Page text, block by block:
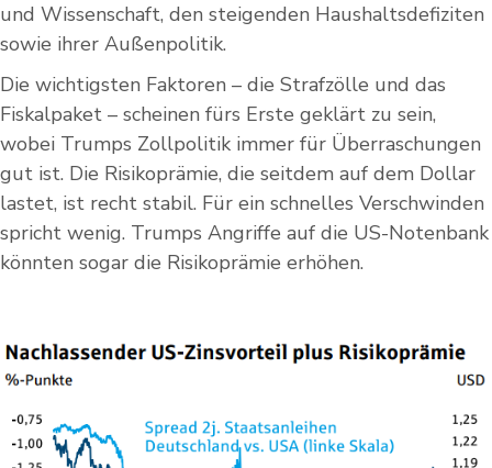
und Wissenschaft, den steigenden Haushaltsdefiziten
sowie ihrer Außenpolitik.
Die wichtigsten Faktoren – die Strafzölle und das
Fiskalpaket – scheinen fürs Erste geklärt zu sein,
wobei Trumps Zollpolitik immer für Überraschungen
gut ist. Die Risikoprämie, die seitdem auf dem Dollar
lastet, ist recht stabil. Für ein schnelles Verschwinden
spricht wenig. Trumps Angriffe auf die US-Notenbank
könnten sogar die Risikoprämie erhöhen.